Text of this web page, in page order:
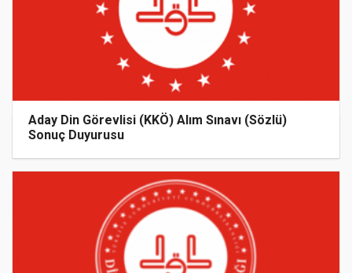
Aday Din Görevlisi (KKÖ) Alım Sınavı (Sözlü)
Sonuç Duyurusu